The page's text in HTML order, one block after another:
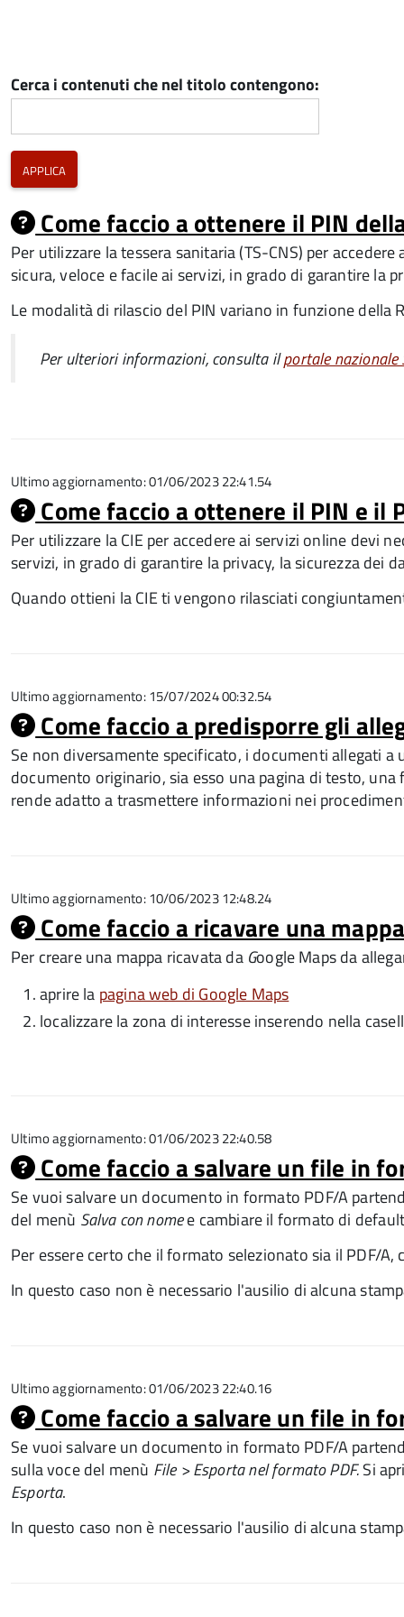
Cerca i contenuti che nel titolo contengono:
Come faccio a ottenere il PIN
Per utilizzare la tessera sanitaria (TS-CNS) per
sicura, veloce e facile ai servizi, in grado di garantire la
Le modalità di rilascio del PIN variano in funzione della
Per ulteriori informazioni, consulta ilportale nazionale
Ultimo aggiornamento: 01/06/2023 22:41.54
Come faccio a ottenere il PIN e il
Per utilizzare la CIE per accedere ai servizi online devi
servizi, in grado di garantire la privacy, la sicurezza dei
Quando ottieni la CIE ti vengono rilasciati
Ultimo aggiornamento: 15/07/2024 00:32.54
Come faccio a predisporre gli
Se non diversamente specificato, i documenti allegati
documento originario, sia esso una pagina di testo,
rende adatto a trasmettere informazioni nei
Ultimo aggiornamento: 10/06/2023 12:48.24
Come faccio a ricavare una
Per creare una mappa ricavata da Google Maps da
aprire la pagina web di Google Maps
localizzare la zona di interesse inserendo nella
Ultimo aggiornamento: 01/06/2023 22:40.58
Come faccio a salvare un file in
Se vuoi salvare un documento in formato PDF/A
del menù Salva con nomee cambiare il formato di
Per essere certo che il formato selezionato sia il PDF/
In questo caso non è necessario l'ausilio di alcuna
Ultimo aggiornamento: 01/06/2023 22:40.16
Come faccio a salvare un file in
Se vuoi salvare un documento in formato PDF/A
sulla voce del menù File >Esporta nel formato PDF.Si
Esporta.
In questo caso non è necessario l'ausilio di alcuna